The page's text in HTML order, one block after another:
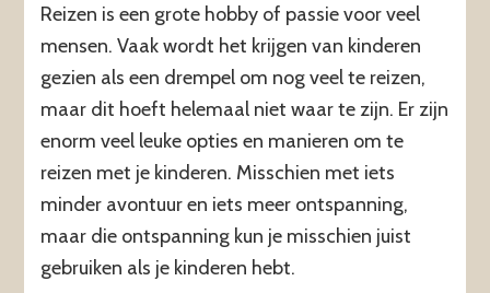
Reizen is een grote hobby of passie voor veel
mensen. Vaak wordt het krijgen van kinderen
gezien als een drempel om nog veel te reizen,
maar dit hoeft helemaal niet waar te zijn. Er zijn
enorm veel leuke opties en manieren om te
reizen met je kinderen. Misschien met iets
minder avontuur en iets meer ontspanning,
maar die ontspanning kun je misschien juist
gebruiken als je kinderen hebt.